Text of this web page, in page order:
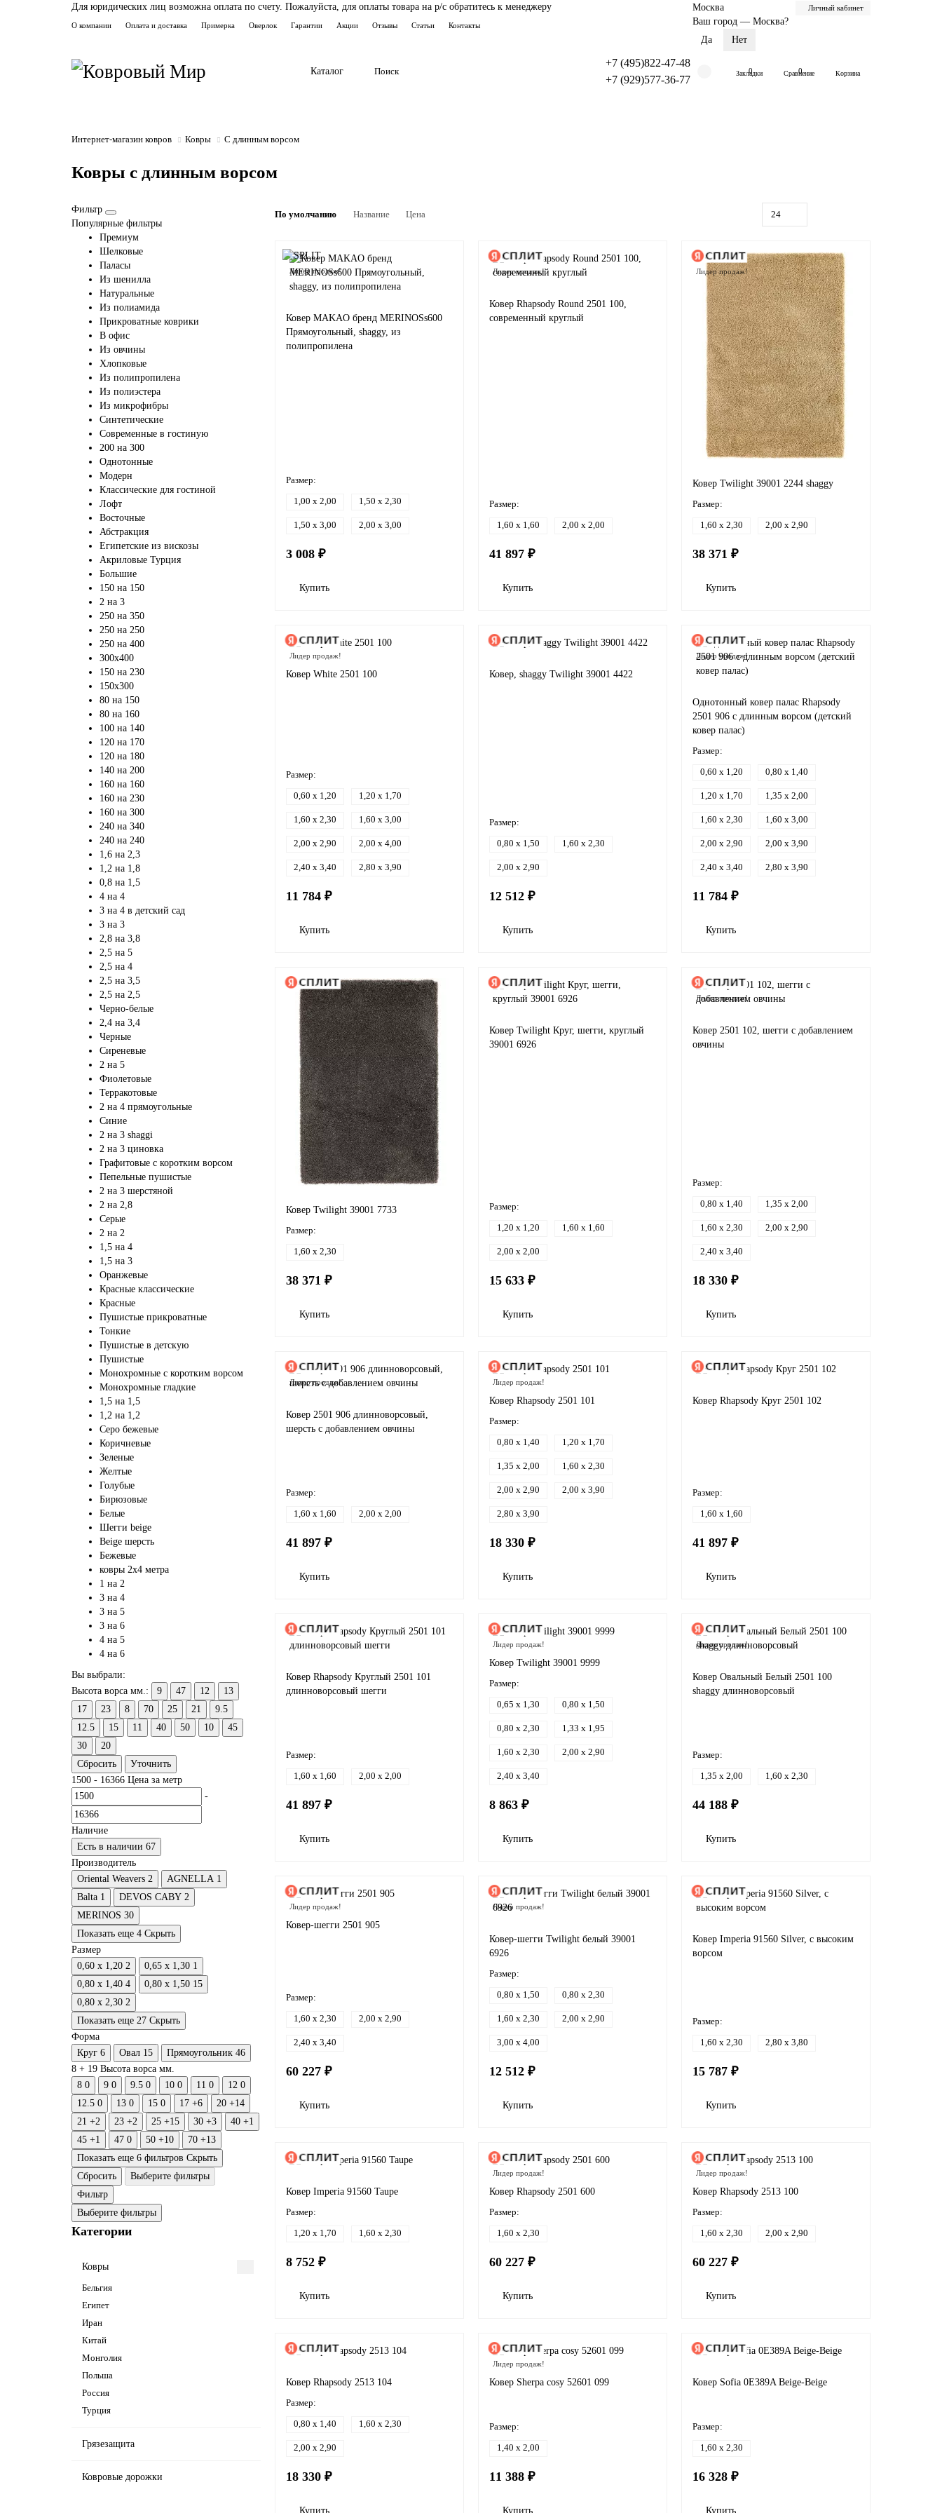
Для юридических лиц возможна оплата по счету. Пожалуйста, для оплаты товара на р/с обратитесь к менеджеру
О компании Оплата и доставка Примерка Оверлок Гарантии Акции Отзывы Статьи Контакты
Москва
Ваш город — Москва?
Личный кабинет
Каталог
+7 (495)822-47-48
+7 (929)577-36-77
0
Закладки 0
Сравнение Корзина
Интернет-магазин ковров Ковры С длинным ворсом
Ковры с длинным ворсом
Фильтр
Популярные фильтры
Премиум
Шелковые
Паласы
Из шенилла
Натуральные
Из полиамида
Прикроватные коврики
В офис
Из овчины
Хлопковые
Из полипропилена
Из полиэстера
Из микрофибры
Синтетические
Современные в гостиную
200 на 300
Однотонные
Модерн
Классические для гостиной
Лофт
Восточные
Абстракция
Египетские из вискозы
Акриловые Турция
Большие
150 на 150
2 на 3
250 на 350
250 на 250
250 на 400
300х400
150 на 230
150х300
80 на 150
80 на 160
100 на 140
120 на 170
120 на 180
140 на 200
160 на 160
160 на 230
160 на 300
240 на 340
240 на 240
1,6 на 2,3
1,2 на 1,8
0,8 на 1,5
4 на 4
3 на 4 в детский сад
3 на 3
2,8 на 3,8
2,5 на 5
2,5 на 4
2,5 на 3,5
2,5 на 2,5
Черно-белые
2,4 на 3,4
Черные
Сиреневые
2 на 5
Фиолетовые
Терракотовые
2 на 4 прямоугольные
Синие
2 на 3 shaggi
2 на 3 циновка
Графитовые с коротким ворсом
Пепельные пушистые
2 на 3 шерстяной
2 на 2,8
Серые
2 на 2
1,5 на 4
1,5 на 3
Оранжевые
Красные классические
Красные
Пушистые прикроватные
Тонкие
Пушистые в детскую
Пушистые
Монохромные с коротким ворсом
Монохромные гладкие
1,5 на 1,5
1,2 на 1,2
Серо бежевые
Коричневые
Зеленые
Желтые
Голубые
Бирюзовые
Белые
Шегги beige
Beige шерсть
Бежевые
ковры 2х4 метра
1 на 2
3 на 4
3 на 5
3 на 6
4 на 5
4 на 6
Вы выбрали:
Высота ворса мм.:
9 47 12
13
17
23 8 70 25 21
9.5
12.5
15 11 40 50 10
45
30
20
Сбросить
Уточнить
1500 - 16366 Цена за метр
-
Наличие
Есть в наличии 67
Производитель
Oriental Weavеrs 2 AGNELLA 1
Balta 1 DEVOS CABY 2
MERINOS 30
Показать еще 4 Скрыть
Размер
0,60 x 1,20 2 0,65 x 1,30 1
0,80 x 1,40 4 0,80 x 1,50 15
0,80 x 2,30 2
Показать еще 27 Скрыть
Форма
Круг 6 Овал 15 Прямоугольник 46
8 + 19 Высота ворса мм.
8 0 9 0 9.5 0 10 0 11 0 12 0
12.5 0 13 0 15 0 17 +6 20 +14
21 +2 23 +2 25 +15 30 +3 40 +1
45 +1 47 0 50 +10 70 +13
Показать еще 6 фильтров Скрыть
Сбросить
Выберите фильтры
Фильтр
Выберите фильтры
Категории
Ковры
Бельгия
Египет
Иран
Китай
Монголия
Польша
Россия
Турция
Грязезащита
Ковровые дорожки
По умолчанию Название Цена
Лидер продаж!
Ковер MAKAO бренд MERINOSs600
Прямоугольный, shaggy, из
полипропилена
Размер:
1,00 x 2,00 1,50 x 2,30
1,50 x 3,00 2,00 x 3,00
3 008 ₽
Купить
Лидер продаж!
Ковер Rhapsody Round 2501 100,
современный круглый
Размер:
1,60 x 1,60 2,00 x 2,00
41 897 ₽
Купить
Лидер продаж!
Ковер Twilight 39001 2244 shaggy
Размер:
1,60 x 2,30 2,00 x 2,90
38 371 ₽
Купить
Лидер продаж!
Ковер White 2501 100
Размер:
0,60 x 1,20 1,20 x 1,70
1,60 x 2,30 1,60 x 3,00
2,00 x 2,90 2,00 x 4,00
2,40 x 3,40 2,80 x 3,90
11 784 ₽
Купить
Ковер, shaggy Twilight 39001 4422
Размер:
0,80 x 1,50 1,60 x 2,30
2,00 x 2,90
12 512 ₽
Купить
Лидер продаж!
Однотонный ковер палас Rhapsody
2501 906 с длинным ворсом (детский
ковер палас)
Размер:
0,60 x 1,20 0,80 x 1,40
1,20 x 1,70 1,35 x 2,00
1,60 x 2,30 1,60 x 3,00
2,00 x 2,90 2,00 x 3,90
2,40 x 3,40 2,80 x 3,90
11 784 ₽
Купить
Ковер Twilight 39001 7733
Размер:
1,60 x 2,30
38 371 ₽
Купить
Ковер Twilight Круг, шегги, круглый
39001 6926
Размер:
1,20 x 1,20 1,60 x 1,60
2,00 x 2,00
15 633 ₽
Купить
Лидер продаж!
Ковер 2501 102, шегги с добавлением
овчины
Размер:
0,80 x 1,40 1,35 x 2,00
1,60 x 2,30 2,00 x 2,90
2,40 x 3,40
18 330 ₽
Купить
Лидер продаж!
Ковер 2501 906 длинноворсовый,
шерсть с добавлением овчины
Размер:
1,60 x 1,60 2,00 x 2,00
41 897 ₽
Купить
Лидер продаж!
Ковер Rhapsody 2501 101
Размер:
0,80 x 1,40 1,20 x 1,70
1,35 x 2,00 1,60 x 2,30
2,00 x 2,90 2,00 x 3,90
2,80 x 3,90
18 330 ₽
Купить
Ковер Rhapsody Круг 2501 102
Размер:
1,60 x 1,60
41 897 ₽
Купить
Ковер Rhapsody Круглый 2501 101
длинноворсовый шегги
Размер:
1,60 x 1,60 2,00 x 2,00
41 897 ₽
Купить
Лидер продаж!
Ковер Twilight 39001 9999
Размер:
0,65 x 1,30 0,80 x 1,50
0,80 x 2,30 1,33 x 1,95
1,60 x 2,30 2,00 x 2,90
2,40 x 3,40
8 863 ₽
Купить
Лидер продаж!
Ковер Овальный Белый 2501 100
shaggy длинноворсовый
Размер:
1,35 x 2,00 1,60 x 2,30
44 188 ₽
Купить
Лидер продаж!
Ковер-шегги 2501 905
Размер:
1,60 x 2,30 2,00 x 2,90
2,40 x 3,40
60 227 ₽
Купить
Лидер продаж!
Ковер-шегги Twilight белый 39001
6926
Размер:
0,80 x 1,50 0,80 x 2,30
1,60 x 2,30 2,00 x 2,90
3,00 x 4,00
12 512 ₽
Купить
Ковер Imperia 91560 Silver, с высоким
ворсом
Размер:
1,60 x 2,30 2,80 x 3,80
15 787 ₽
Купить
Ковер Imperia 91560 Taupe
Размер:
1,20 x 1,70 1,60 x 2,30
8 752 ₽
Купить
Лидер продаж!
Ковер Rhapsody 2501 600
Размер:
1,60 x 2,30
60 227 ₽
Купить
Лидер продаж!
Ковер Rhapsody 2513 100
Размер:
1,60 x 2,30 2,00 x 2,90
60 227 ₽
Купить
Ковер Rhapsody 2513 104
Размер:
0,80 x 1,40 1,60 x 2,30
2,00 x 2,90
18 330 ₽
Купить
Лидер продаж!
Ковер Sherpa cosy 52601 099
Размер:
1,40 x 2,00
11 388 ₽
Купить
Ковер Sofia 0E389A Beige-Beige
Размер:
1,60 x 2,30
16 328 ₽
Купить